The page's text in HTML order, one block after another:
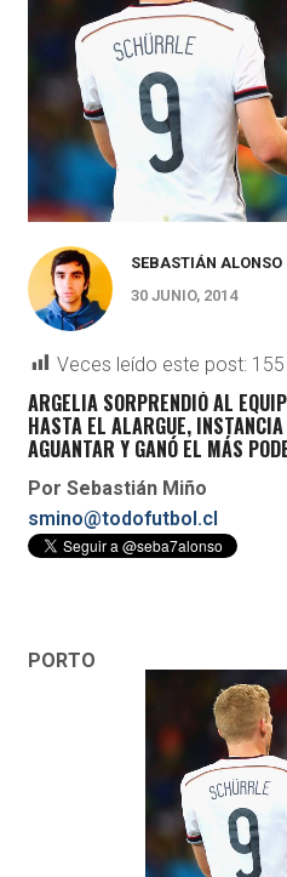
SEBASTIÁN ALONSO
30 JUNIO, 2014
Veces leído este post: 155
ARGELIA SORPRENDIÓ AL
HASTA EL ALARGUE,
AGUANTAR Y GANÓ EL MÁS
Por Sebastián Miño
smino@todofutbol.cl
PORTO